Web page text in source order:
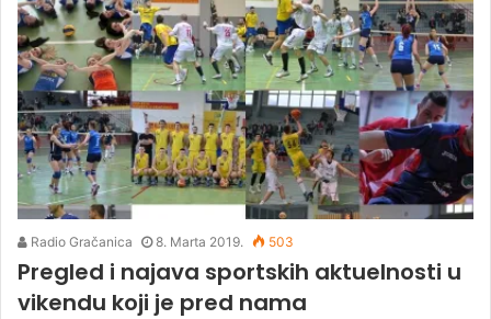
Radio Gračanica 8. Marta 2019. 503
Pregled i najava sportskih aktuelnosti u
vikendu koji je pred nama